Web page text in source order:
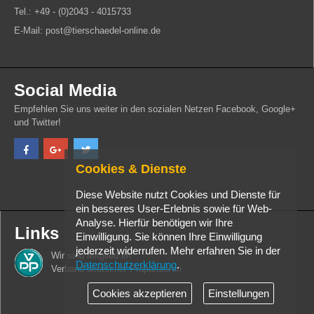
Tel.: +49 - (0)2043 - 4015733
E-Mail: post@tierschaedel-online.de
Social Media
Empfehlen Sie uns weiter in den sozialen Netzen Facebook, Google+
und Twitter!
Links
Wir sind Mitglied im
Verband deutscher Präparatoren
Cookies & Dienste
Diese Website nutzt Cookies und Dienste für
ein besseres User-Erlebnis sowie für Web-
Analyse. Hierfür benötigen wir Ihre
Einwilligung. Sie können Ihre Einwilligung
jederzeit widerrufen. Mehr erfahren Sie in der
Datenschutzerklärung.
Cookies akzeptieren Einstellungen